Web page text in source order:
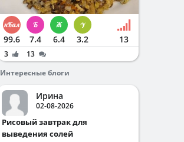
99.6 7.4 6.4 3.2 13
3
13
Интересные блоги
Ирина
02-08-2026
Рисовый завтрак для
выведения солей